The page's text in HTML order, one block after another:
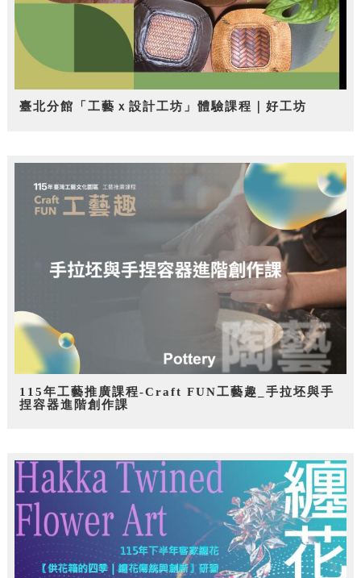
臺北分館「工藝ｘ設計工坊」體驗課程｜好工坊
115年工藝推廣課程-Craft FUN工藝趣_手拉坯與手
捏容器進階創作課